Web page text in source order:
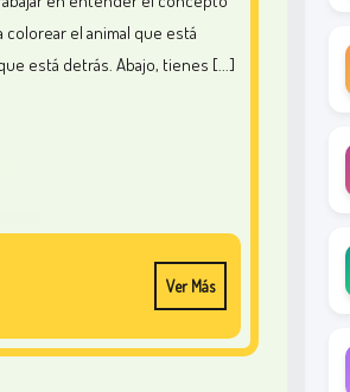
colorear el animal que está
está detrás. Abajo, tienes [...]
Ver Más